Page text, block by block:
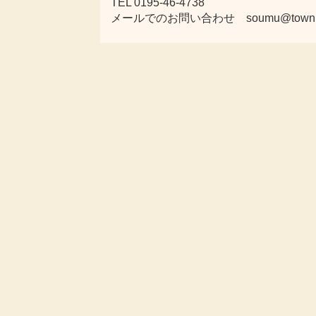
TEL 0195-46-4738
メールでのお問い合わせ